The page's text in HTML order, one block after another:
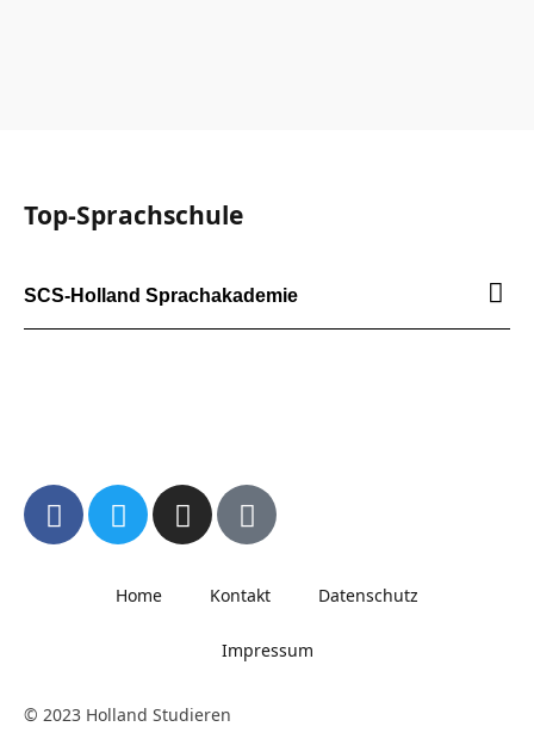
Top-Sprachschule
SCS-Holland Sprachakademie
Home Kontakt Datenschutz
Impressum
© 2023 Holland Studieren